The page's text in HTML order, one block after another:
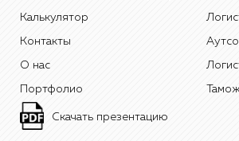
Калькулятор
Контакты
О нас
Портфолио
Скачать презентацию